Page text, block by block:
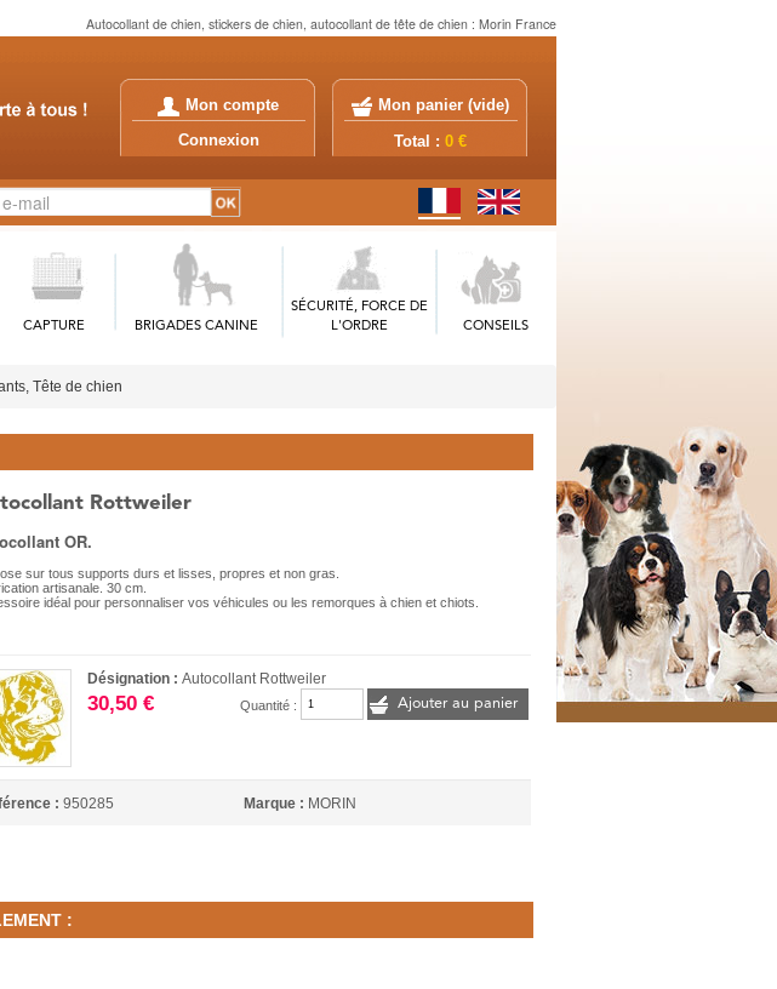
Autocollant de chien, stickers de chien, autocollant de tête de chien : Morin France
Mon compte
Connexion
Mon panier (vide)
Total : 0 €
CAPTURE BRIGADES CANINE
SÉCURITÉ, FORCE DE
L'ORDRE
CONSEILS
Tête de chien
Rottweiler
OR.
sur tous supports durs et lisses, propres et non gras.
artisanale. 30 cm.
idéal pour personnaliser vos véhicules ou les remorques à chien et chiots.
Désignation :Autocollant Rottweiler
30,50 € Quantité : Ajouter au panier
: 950285 Marque : MORIN
: